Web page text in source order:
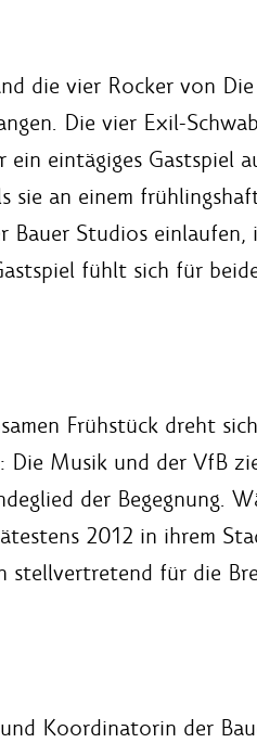
die vier Rocker von
Die vier Exil-
eintägiges Gastspiel
sie an einem
Studios einlaufen,
fühlt sich für
Frühstück dreht
Die Musik und der VfB
der Begegnung.
2012 in ihrem
stellvertretend für die
Koordinatorin der